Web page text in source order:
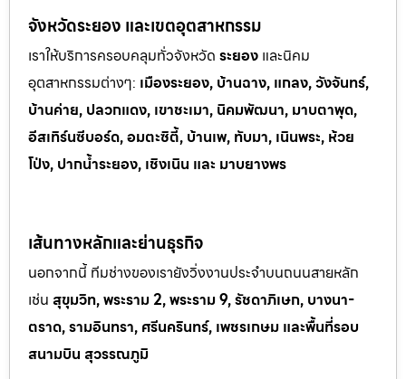
จังหวัดระยอง และเขตอุตสาหกรรม
เราให้บริการครอบคลุมทั่วจังหวัด ระยอง และนิคม
อุตสาหกรรมต่างๆ: เมืองระยอง, บ้านฉาง, แกลง, วังจันทร์,
บ้านค่าย, ปลวกแดง, เขาชะเมา, นิคมพัฒนา, มาบตาพุด,
อีสเทิร์นซีบอร์ด, อมตะซิตี้, บ้านเพ, ทับมา, เนินพระ, ห้วย
โป่ง, ปากน้ำระยอง, เชิงเนิน และ มาบยางพร
เส้นทางหลักและย่านธุรกิจ
นอกจากนี้ ทีมช่างของเรายังวิ่งงานประจำบนถนนสายหลัก
เช่น สุขุมวิท, พระราม 2, พระราม 9, รัชดาภิเษก, บางนา-
ตราด, รามอินทรา, ศรีนครินทร์, เพชรเกษม และพื้นที่รอบ
สนามบิน สุวรรณภูมิ